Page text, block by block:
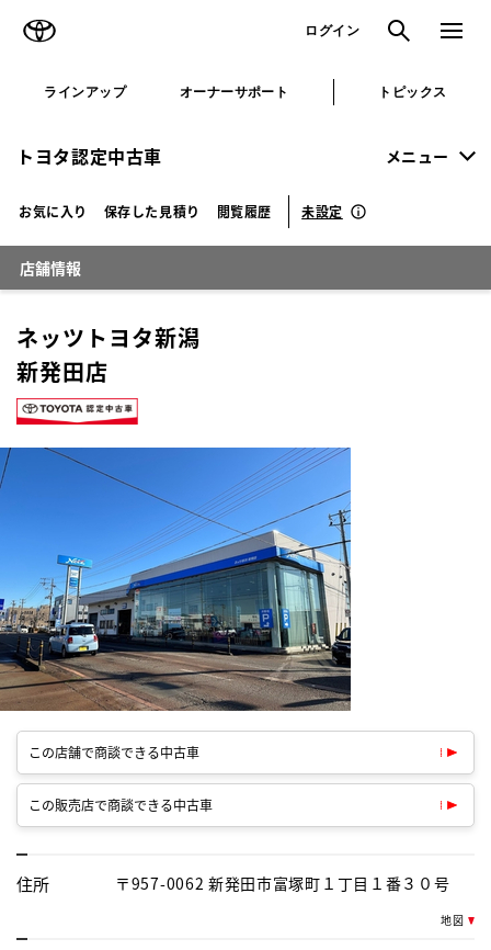
ログイン 検索 メニュ
ラインアップ オーナーサポート トピックス
トヨタ認定中古車 メニュー
お気に入り 保存した見積り 閲覧履歴 未設定
店舗情報
ネッツトヨタ新潟
新発田店
この店舗で商談できる中古車
この販売店で商談できる中古車
住所 〒957-0062 新発田市富塚町１丁目１番３０号
地図